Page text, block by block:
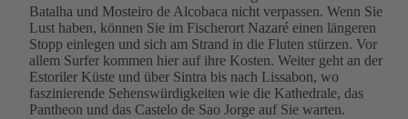
Batalha und Mosteiro de Alcobaca nicht verpassen. Wenn Sie
Lust haben, können Sie im Fischerort Nazaré einen längeren
Stopp einlegen und sich am Strand in die Fluten stürzen. Vor
allem Surfer kommen hier auf ihre Kosten. Weiter geht an der
Estoriler Küste und über Sintra bis nach Lissabon, wo
faszinierende Sehenswürdigkeiten wie die Kathedrale, das
Pantheon und das Castelo de Sao Jorge auf Sie warten.